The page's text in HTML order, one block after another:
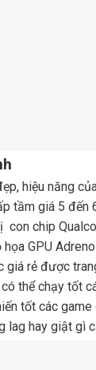
hiệu năng
tầm giá 5 đến
chip
GPU
giá rẻ được
thể chạy tốt
tốt các game
lag hay giật gì